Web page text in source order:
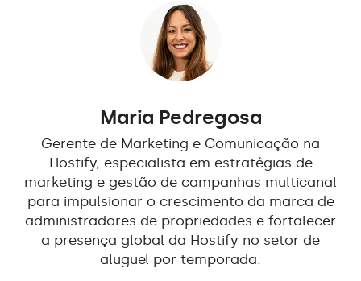
Maria Pedregosa
Gerente de Marketing e Comunicação na
Hostify, especialista em estratégias de
marketing e gestão de campanhas multicanal
para impulsionar o crescimento da marca de
administradores de propriedades e fortalecer
a presença global da Hostify no setor de
aluguel por temporada.